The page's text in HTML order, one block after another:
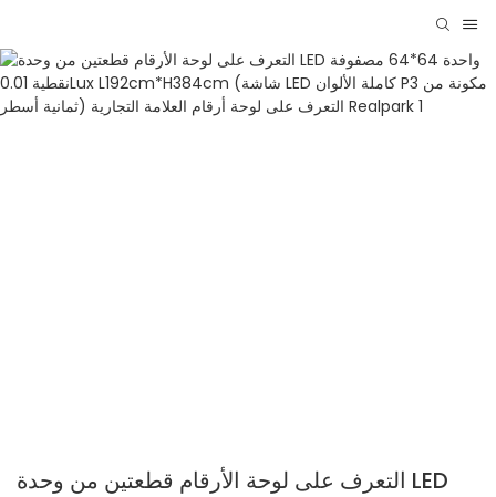
التعرف على لوحة الأرقام قطعتين من وحدة LED